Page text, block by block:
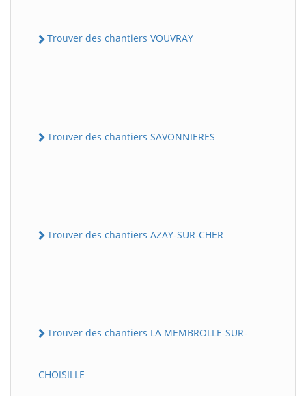
Trouver des chantiers VOUVRAY
Trouver des chantiers SAVONNIERES
Trouver des chantiers AZAY-SUR-CHER
Trouver des chantiers LA MEMBROLLE-SUR-
CHOISILLE